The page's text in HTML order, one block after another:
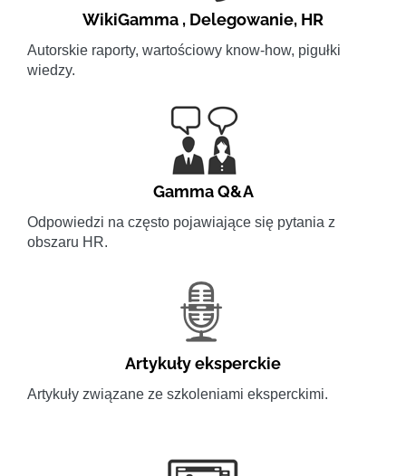
WikiGamma , Delegowanie, HR
Autorskie raporty, wartościowy know-how, pigułki
wiedzy.
Gamma Q&A
Odpowiedzi na często pojawiające się pytania z
obszaru HR.
Artykuły eksperckie
Artykuły związane ze szkoleniami eksperckimi.